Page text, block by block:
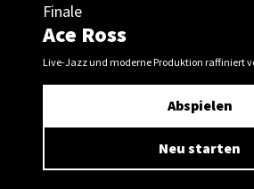
Ace Ross
Finale
Live-Jazz und moderne Produktion raffiniert
Abspielen
Neu starten